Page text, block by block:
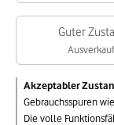
Guter
Akzeptabler
Gebrauchsspuren
Die volle